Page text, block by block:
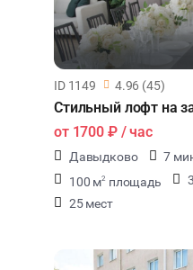
ID 1149 4.96 (45)
Стильный лофт на
от 1700 ₽/ час
Давыдково
7
100 м2 площадь
25 мест